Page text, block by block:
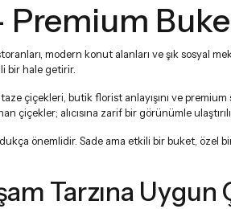
modern konut alanları ve şık sosyal
bir hale getirir.
çiçekleri, butik florist anlayışını ve
çiçekler; alıcısına zarif bir görünümle
önemlidir. Sade ama etkili bir buket,
Tarzına Uygun